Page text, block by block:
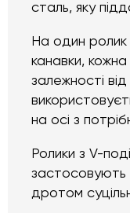
сталь, яку
На один ролик
канавки,
залежності
на осі з
Ролики з V-
застосовують
дротом